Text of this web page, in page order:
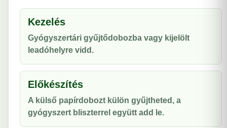
Kezelés
Gyógyszertári gyűjtődobozba vagy kijelölt
leadóhelyre vidd.
Előkészítés
A külső papírdobozt külön gyűjtheted, a
gyógyszert bliszterrel együtt add le.